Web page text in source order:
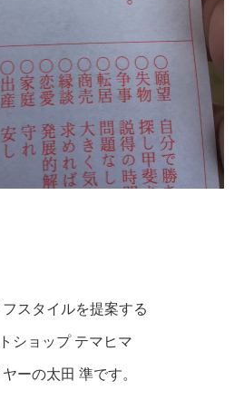
スタイルを提案する
ショップ テマヒマ
ーの太田 準です。